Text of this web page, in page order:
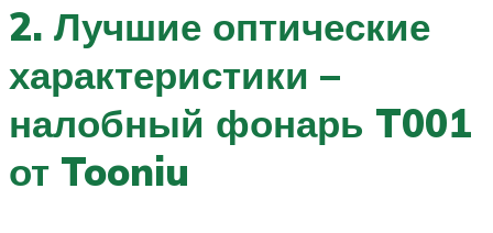
2. Лучшие оптические
характеристики –
налобный фонарь T001
от Tooniu